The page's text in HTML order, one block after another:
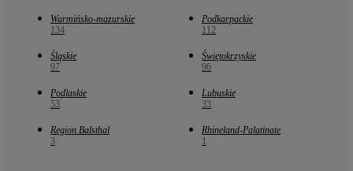
Warmińsko-mazurskie
134
Podkarpackie
112
Śląskie
97
Świętokrzyskie
96
Podlaskie
53
Lubuskie
33
Region Balsthal
3
Rhineland-Palatinate
1